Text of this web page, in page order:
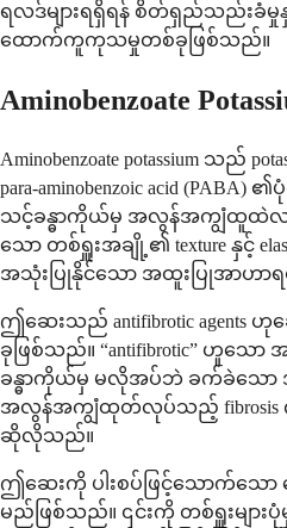
ရလဒ်များရရှိရန် စိတ်ရှည်သည်း
ထောက်ကူကုသမှုတစ်ခုဖြစ်သည်။
Aminobenzoate
Aminobenzoate potassium သည်
para-aminobenzoic acid
သင့်ခန္ဓာကိုယ်မှ အလွန်အကျွံထူထဲလ
သော တစ်ရှူးအချို့၏ texture နှင့်
အသုံးပြုနိုင်သော အထူးပြုအာဟာရ
ဤဆေးသည် antifibrotic agents ဟု
ခုဖြစ်သည်။ “antifibrotic” ဟူသ
ခန္ဓာကိုယ်မှ မလိုအပ်ဘဲ ခက်ခဲသော
အလွန်အကျွံထုတ်လုပ်သည့် fibrosis
ဆိုလိုသည်။
ဤဆေးကို ပါးစပ်ဖြင့်သောက်သော
မည်ဖြစ်သည်။ ၎င်းကို တစ်ရှူးမျာ